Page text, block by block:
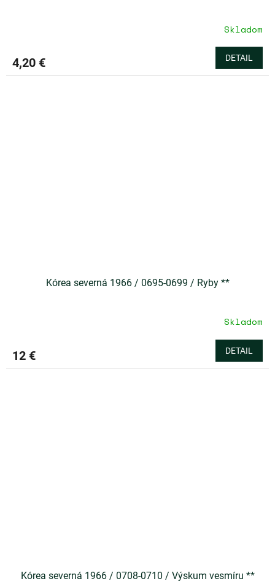
Skladom
4,20 € DETAIL
Kórea severná 1966 / 0695-0699 / Ryby **
Skladom
12 € DETAIL
Kórea severná 1966 / 0708-0710 / Výskum vesmíru **